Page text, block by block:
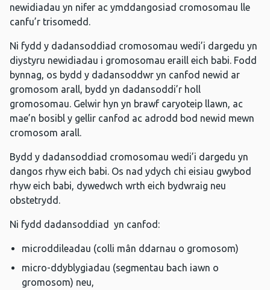
newidiadau yn nifer ac ymddangosiad cromosomau lle
canfu’r trisomedd.
Ni fydd y dadansoddiad cromosomau wedi’i dargedu yn
diystyru newidiadau i gromosomau eraill eich babi. Fodd
bynnag, os bydd y dadansoddwr yn canfod newid ar
gromosom arall, bydd yn dadansoddi’r holl
gromosomau. Gelwir hyn yn brawf caryoteip llawn, ac
mae’n bosibl y gellir canfod ac adrodd bod newid mewn
cromosom arall.
Bydd y dadansoddiad cromosomau wedi’i dargedu yn
dangos rhyw eich babi. Os nad ydych chi eisiau gwybod
rhyw eich babi, dywedwch wrth eich bydwraig neu
obstetrydd.
Ni fydd dadansoddiad yn canfod:
microddileadau (colli mân ddarnau o gromosom)
micro-ddyblygiadau (segmentau bach iawn o
gromosom) neu,